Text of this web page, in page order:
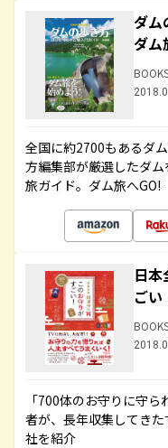
ダ
ダム
全国に約2700もあるダ
方編集部が厳選したダ
旅ガイド。ダム旅へGO!
日
ごい
「700体のお守りに守
者が、長年収集してき
社を紹介